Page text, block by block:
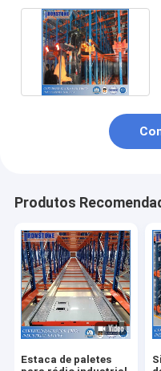
Produtos
Estaca de paletes